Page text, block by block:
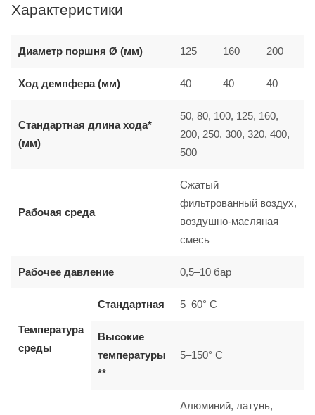
Характеристики
Диаметр поршня Ø (мм) 125 160 200
Ход демпфера (мм) 40 40 40
Стандартная длина хода*
(мм)
50, 80, 100, 125, 160,
200, 250, 300, 320, 400,
500
Рабочая среда
Сжатый
фильтрованный воздух,
воздушно-масляная
смесь
Рабочее давление 0,5–10 бар
Температура
среды
Стандартная 5–60° C
Высокие
температуры
**
5–150° C
Алюминий, латунь,